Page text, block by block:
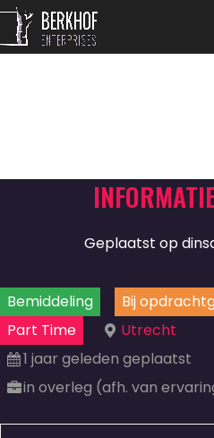
Geplaatst op
Bemiddeling Bij
Part Time
Utrecht
1 jaar geleden geplaatst
in overleg (afh. van